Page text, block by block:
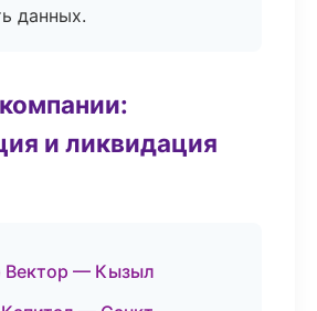
данных.
и ликвидация
Вектор — Кызыл